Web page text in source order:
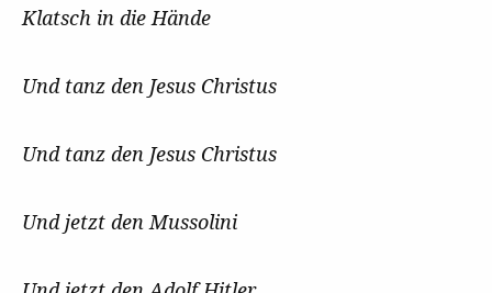
Klatsch in die Hände
Und tanz den Jesus Christus
Und tanz den Jesus Christus
Und jetzt den Mussolini